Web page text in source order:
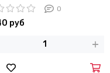
волокна с
0
руб